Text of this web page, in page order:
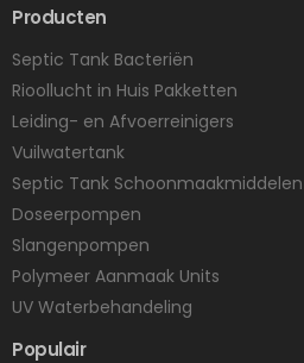
Producten
Septic Tank Bacteriën
Rioollucht in Huis Pakketten
Leiding- en Afvoerreinigers
Vuilwatertank
Septic Tank Schoonmaakmiddelen
Doseerpompen
Slangenpompen
Polymeer Aanmaak Units
UV Waterbehandeling
Populair